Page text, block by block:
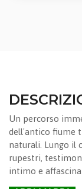
Un percorso
dell'antico fiume
naturali. Lungo il
rupestri,
intimo e